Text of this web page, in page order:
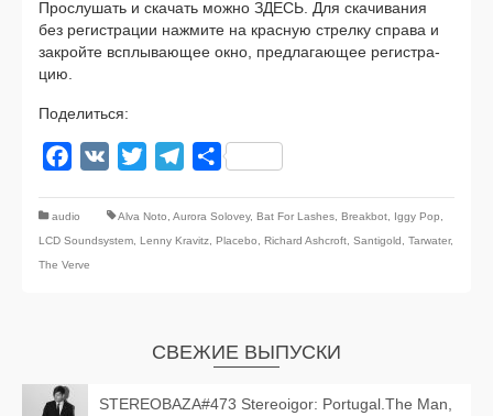
Прослушать и ска­чать мож­но ЗДЕСЬ. Для ска­чи­ва­ния
без реги­стра­ции нажми­те на крас­ную стрел­ку спра­ва и
закрой­те всплы­ва­ю­щее окно, пред­ла­га­ю­щее реги­стра­
цию.
Поделиться:
Facebook
VK Twitter TelegramОтправить
audio Alva Noto Aurora Solovey, Bat For Lashes Breakbot Iggy Pop
LCD Soundsystem Lenny Kravitz Placebo Richard Ashcroft Santigold Tarwater,
The Verve
СВЕЖИЕ ВЫПУСКИ
STEREOBAZA#473 Stereoigor: Portugal.The Man,